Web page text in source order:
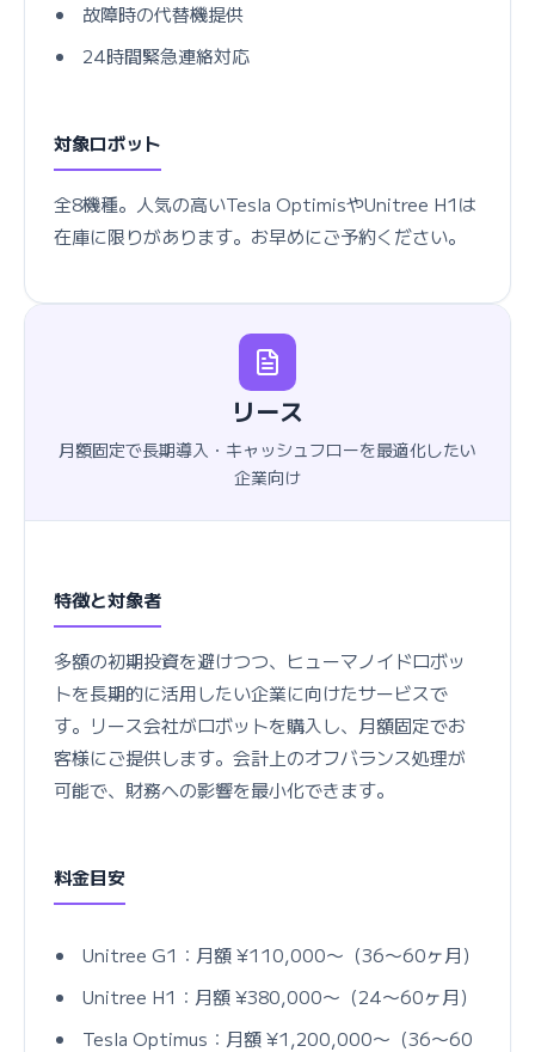
故障時の代替機提供
24時間緊急連絡対応
対象ロボット
全8機種。人気の高いTesla OptimisやUnitree H1は
在庫に限りがあります。お早めにご予約ください。
リース
月額固定で長期導入・キャッシュフローを最適化したい
企業向け
特徴と対象者
多額の初期投資を避けつつ、ヒューマノイドロボッ
トを長期的に活用したい企業に向けたサービスで
す。リース会社がロボットを購入し、月額固定でお
客様にご提供します。会計上のオフバランス処理が
可能で、財務への影響を最小化できます。
料金目安
Unitree G1：月額 ¥110,000〜（36〜60ヶ月）
Unitree H1：月額 ¥380,000〜（24〜60ヶ月）
Tesla Optimus：月額 ¥1,200,000〜（36〜60